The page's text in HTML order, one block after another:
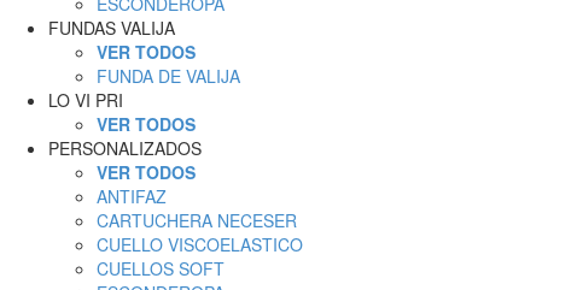
FUNDAS VALIJA
VER TODOS
FUNDA DE VALIJA
LO VI PRI
VER TODOS
PERSONALIZADOS
VER TODOS
ANTIFAZ
CARTUCHERA NECESER
CUELLO VISCOELASTICO
CUELLOS SOFT